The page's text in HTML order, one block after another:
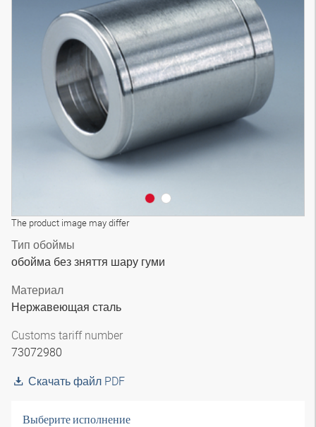
The product image may differ
Тип обоймы
обойма без зняття шару гуми
Материал
Нержавеющая сталь
Customs tariff number
73072980
Скачать файл PDF
Выберите исполнение